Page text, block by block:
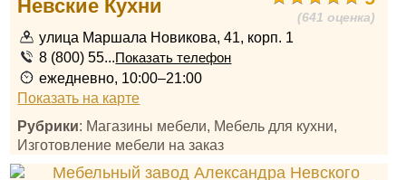
(641 оценка)
Невские Кухни
улица Маршала Новикова, 41, корп. 1
8 (800) 55...Показать телефон
ежедневно, 10:00–21:00
Показать на карте
Рубрики: Магазины мебели, Мебель для кухни,
Изготовление мебели на заказ